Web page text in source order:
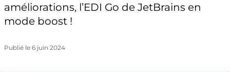
améliorations, l’EDI Go de JetBrains en
mode boost !
Publié le 6 juin 2024